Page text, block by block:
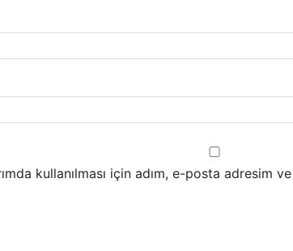
kullanılması için adım, e-posta adresim